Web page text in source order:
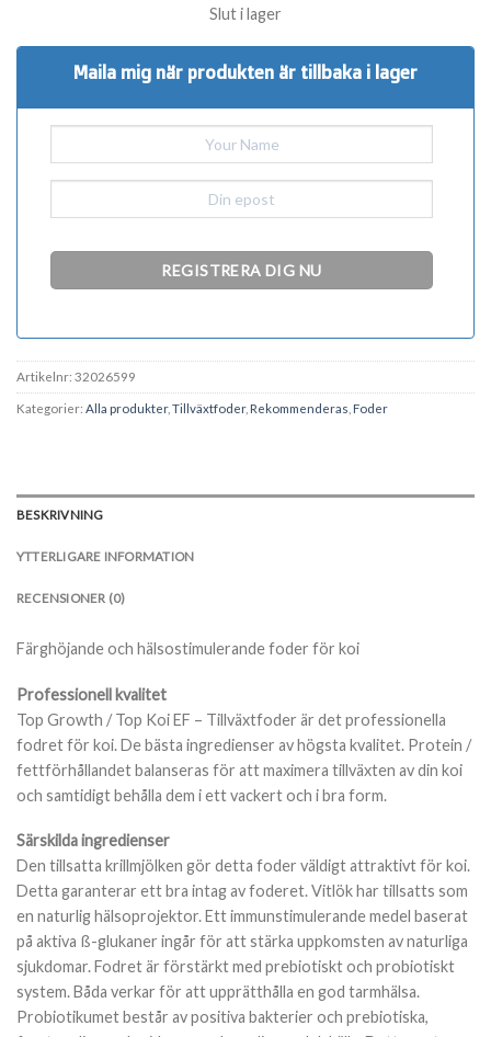
Slut i lager
Maila mig när produkten är tillbaka i lager
Artikelnr: 32026599
Kategorier: Alla produkter, Tillväxtfoder, Rekommenderas Foder
BESKRIVNING
YTTERLIGARE INFORMATION
RECENSIONER (0)
Färghöjande och hälsostimulerande foder för koi
Professionell kvalitet
Top Growth / Top Koi EF – Tillväxtfoder är det professionella
fodret för koi. De bästa ingredienser av högsta kvalitet. Protein /
fettförhållandet balanseras för att maximera tillväxten av din koi
och samtidigt behålla dem i ett vackert och i bra form.
Särskilda ingredienser
Den tillsatta krillmjölken gör detta foder väldigt attraktivt för koi.
Detta garanterar ett bra intag av foderet. Vitlök har tillsatts som
en naturlig hälsoprojektor. Ett immunstimulerande medel baserat
på aktiva ß-glukaner ingår för att stärka uppkomsten av naturliga
sjukdomar. Fodret är förstärkt med prebiotiskt och probiotiskt
system. Båda verkar för att upprätthålla en god tarmhälsa.
Probiotikumet består av positiva bakterier och prebiotiska,